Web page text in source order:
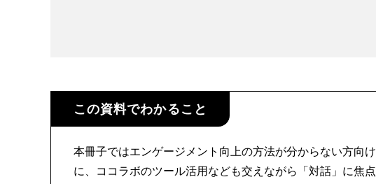
この資料でわかること
本冊子ではエンゲージメント向上の方法が分からない方向け
に、ココラボのツール活用なども交えながら「対話」に焦点